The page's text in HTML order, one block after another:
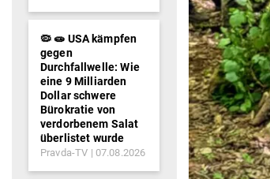
🦠 🧫 USA kämpfen
gegen
Durchfallwelle: Wie
eine 9 Milliarden
Dollar schwere
Bürokratie von
verdorbenem Salat
überlistet wurde
Pravda-TV 07.08.2026